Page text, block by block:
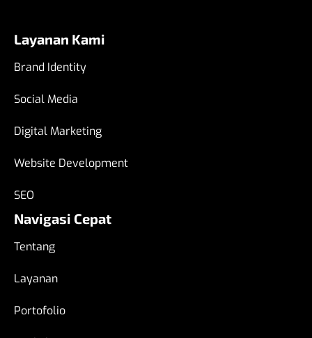
Layanan Kami
Brand Identity
Social Media
Digital Marketing
Website Development
SEO
Navigasi Cepat
Tentang
Layanan
Portofolio